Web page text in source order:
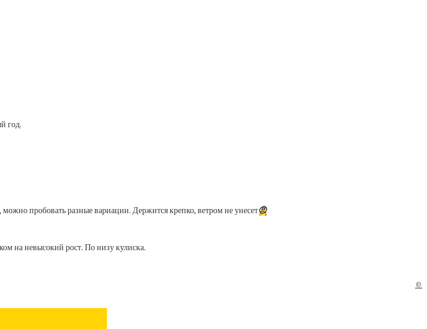
год.
пробовать разные вариации. Держится крепко, ветром не унесет🤨
на невысокий рост. По низу кулиска.
©